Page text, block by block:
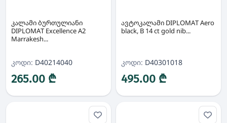
კალამი ბურთულიანი
DIPLOMAT Excellence A2
Marrakesh...
კოდი: D40214040
265.00 ₾
ავტოკალამი DIPLOMAT Aero
black, B 14 ct gold nib...
კოდი: D40301018
495.00 ₾